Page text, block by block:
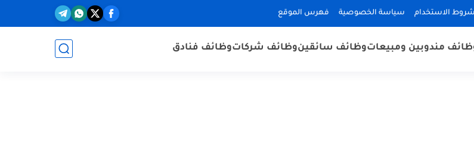
شروط الاستخدام سياسة الخصوصية فهرس الموقع
مندوبين ومبيعاتوظائف سائقينوظائف شركاتوظائف فنادق